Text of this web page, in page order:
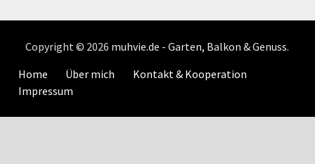
Copyright © 2026 muhvie.de - Garten, Balkon & Genuss.
Home
Über mich
Kontakt & Kooperation
Impressum